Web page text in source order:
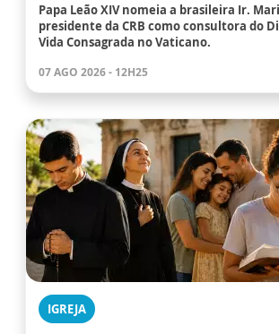
Papa Leão XIV nomeia a brasileira Ir.
presidente da CRB como consultora do
Vida Consagrada no Vaticano.
07 AGO 2026 - 12H25
IGREJA